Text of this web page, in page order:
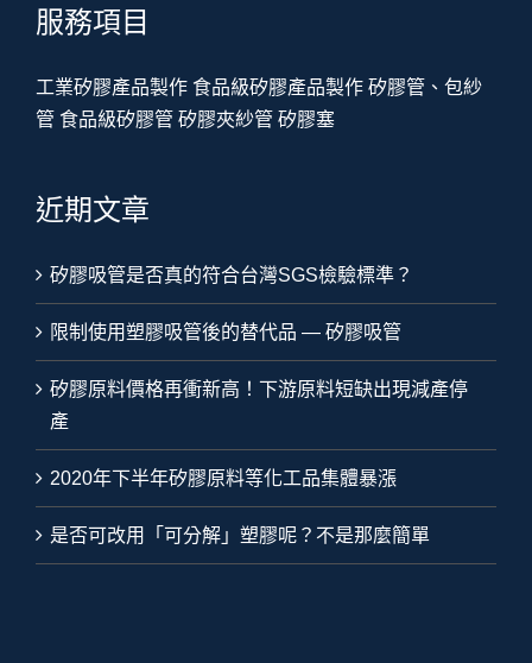
服務項目
工業矽膠產品製作 食品級矽膠產品製作 矽膠管、包紗
管 食品級矽膠管 矽膠夾紗管 矽膠塞
近期文章
矽膠吸管是否真的符合台灣SGS檢驗標準？
限制使用塑膠吸管後的替代品 — 矽膠吸管
矽膠原料價格再衝新高！下游原料短缺出現減產停
產
2020年下半年矽膠原料等化工品集體暴漲
是否可改用「可分解」塑膠呢？不是那麼簡單